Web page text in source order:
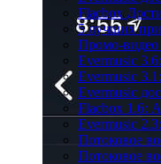
Flacbox
5 лучших
Промо-видео
Evermusic
Evermusic
Evermusic
Flacbox 1.6:
Evermusic
Потоковое
Потоковое